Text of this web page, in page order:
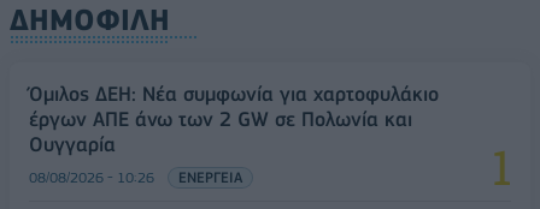
ΔΗΜΟΦΙΛΗ
Όμιλος ΔΕΗ: Νέα συμφωνία για χαρτοφυλάκιο
έργων ΑΠΕ άνω των 2 GW σε Πολωνία και
Ουγγαρία
08/08/2026 - 10:26 ΕΝΕΡΓΕΙΑ